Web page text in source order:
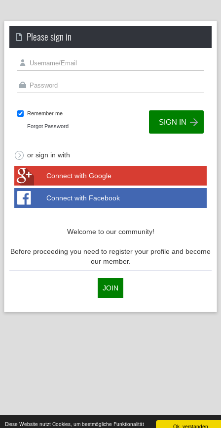
Ok, verstanden
Diese Website nutzt Cookies, um bestmögliche Funktionalität
Please sign in
Remember me
Forgot Password
or sign in with
Connect with Google
Connect with Facebook
Welcome to our community!
Before proceeding you need to register your profile and become
our member.
JOIN